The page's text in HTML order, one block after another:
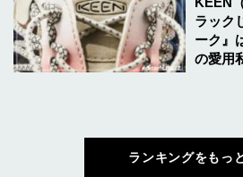
ラック
ーク』
の愛用
ランキングをもっ